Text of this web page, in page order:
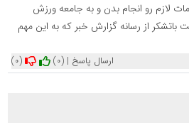
لازم رو انجام بدن و به جامعه ورزش
از رسانه گزارش خبر که به این مهم
(0)
(0) ارسال پاسخ |